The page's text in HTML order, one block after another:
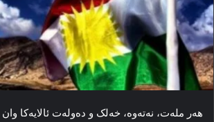
هه‌ر مله‌ت، نه‌ته‌وه‌، خه‌لک و ده‌وله‌ت ئالایه‌کا وان